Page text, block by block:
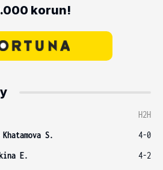
korun!
H2H
Khatamova S.
4-0
E.
4-2